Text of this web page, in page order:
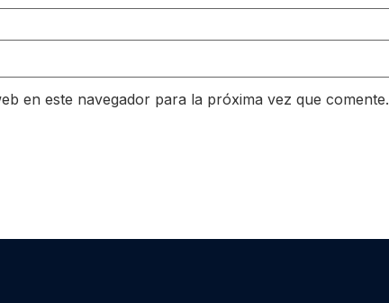
en este navegador para la próxima vez que comente.